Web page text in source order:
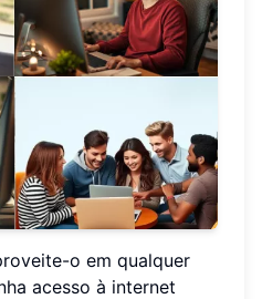
o em qualquer
acesso à internet